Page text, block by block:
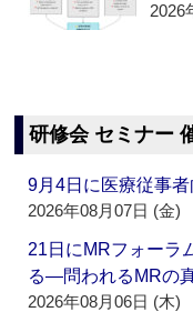
2026
研修会 セミナー
9月4日に医療従事
2026年08月07日 (金)
21日にMRフォーラ
る―問われるMRの
2026年08月06日 (木)